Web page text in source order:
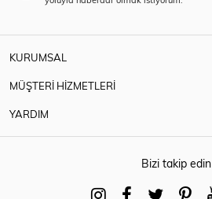
KURUMSAL
MÜŞTERİ HİZMETLERİ
YARDIM
Bizi takip edin